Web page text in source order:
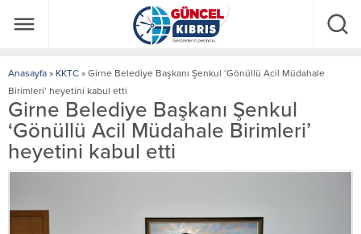
Anasayfa » KKTC » Girne Belediye Başkanı Şenkul ‘Gönüllü Acil Müdahale
Birimleri’ heyetini kabul etti
Girne Belediye Başkanı Şenkul
‘Gönüllü Acil Müdahale Birimleri’
heyetini kabul etti